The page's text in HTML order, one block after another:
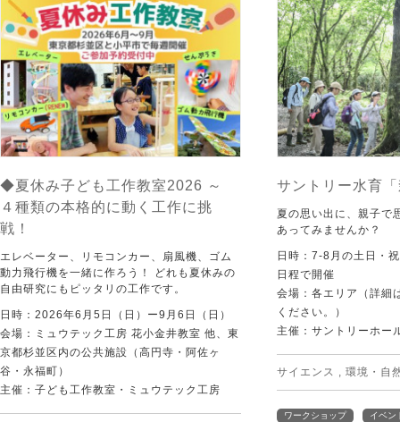
◆夏休み子ども工作教室2026 ～
４種類の本格的に動く工作に挑
戦！
エレベーター、リモコンカー、扇風機、ゴム
動力飛行機を一緒に作ろう！ どれも夏休みの
自由研究にもピッタリの工作です。
日時：2026年6月5日（日）ー9月6日（日）
会場：ミュウテック工房 花小金井教室 他、東
京都杉並区内の公共施設（高円寺・阿佐ヶ
谷・永福町）
主催：子ども工作教室・ミュウテック工房
サントリー水育
夏の思い出に、親子で
あってみませんか？
日時：7-8月の土日・
日程で開催
会場：各エリア（詳細
ください。）
主催：サントリーホー
サイエンス , 環境・自
ワークショップ イベン